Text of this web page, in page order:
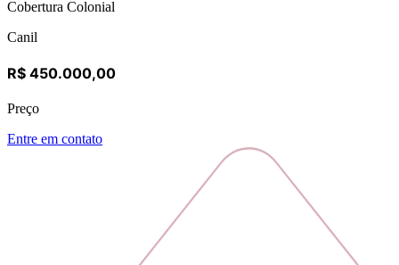
Cobertura Colonial
Canil
R$ 450.000,00
Preço
Entre em contato